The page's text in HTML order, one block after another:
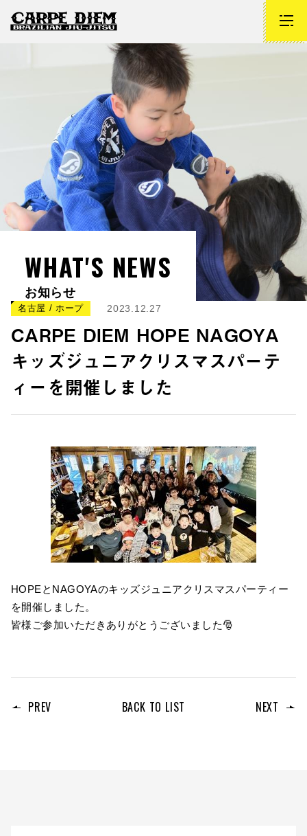
WHAT'S NEWS
お知らせ
名古屋 / ホープ 2023.12.27
CARPE DIEM HOPE NAGOYA
キッズジュニアクリスマスパーテ
ィーを開催しました
HOPEとNAGOYAのキッズジュニアクリスマスパーティー
を開催しました。
皆様ご参加いただきありがとうございました🎅
PREV BACK TO LIST NEXT